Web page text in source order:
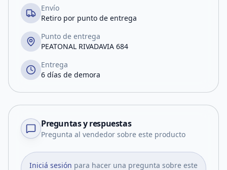
Envío
Retiro por punto de entrega
Punto de entrega
PEATONAL RIVADAVIA 684
Entrega
6 días de demora
Preguntas y respuestas
Pregunta al vendedor sobre este producto
Iniciá sesión para hacer una pregunta sobre este